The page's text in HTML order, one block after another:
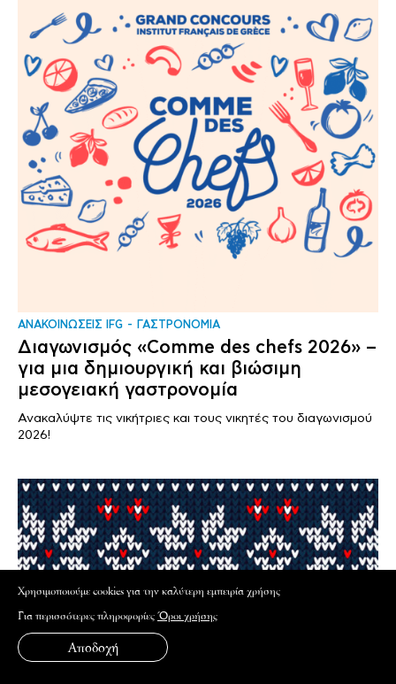
ΑΝΑΚΟΙΝΩΣΕΙΣ IFG ΓΑΣΤΡΟΝΟΜΙΑ
Διαγωνισμός «Comme des chefs 2026» –
για μια δημιουργική και βιώσιμη
μεσογειακή γαστρονομία
Ανακαλύψτε τις νικήτριες και τους νικητές του διαγωνισμού
2026!
Xρησιμοποιούμε cookies για την καλύτερη εμπειρία χρήσης
Για περισσότερες πληροφορίεςΌροι χρήσης
Αποδοχή